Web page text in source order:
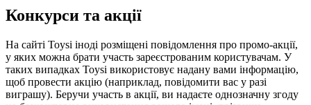
Конкурси та акції
На сайті Toysi іноді розміщені повідомлення про промо-акції,
у яких можна брати участь зареєстрованим користувачам. У
таких випадках Toysi використовує надану вами інформацію,
щоб провести акцію (наприклад, повідомити вас у разі
виграшу). Беручи участь в акції, ви надаєте однозначну згоду